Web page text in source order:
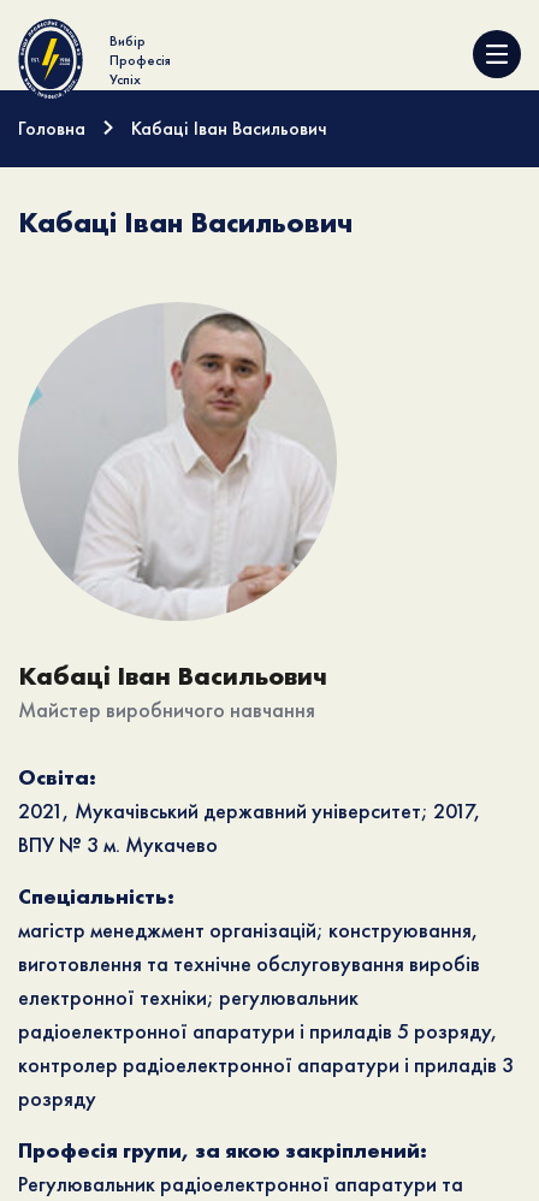
Вибір
Професія
Успіх
Головна Кабаці Іван Васильович
Кабаці Іван Васильович
Кабаці Іван Васильович
Майстер виробничого навчання
Освіта:
2021, Мукачівський державний університет; 2017,
ВПУ № 3 м. Мукачево
Спеціальність:
магістр менеджмент організацій; конструювання,
виготовлення та технічне обслуговування виробів
електронної техніки; регулювальник
радіоелектронної апаратури і приладів 5 розряду,
контролер радіоелектронної апаратури і приладів 3
розряду
Професія групи, за якою закріплений:
Регулювальник радіоелектронної апаратури та